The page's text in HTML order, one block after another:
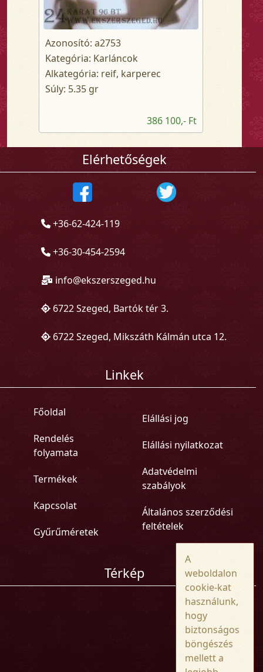
Azonosító: a2753
Kategória: Karláncok
Alkategória: reif, karperec
Súly: 5.35 gr
386 100,- Ft
Elérhetőségek
+36-62-424-119
+36-30-454-2594
info@ekszerszeged.hu
6722 Szeged, Bartók tér 3.
6722 Szeged, Mikszáth Kálmán utca 12.
Linkek
Főoldal
Rendelés
folyamata
Termékek
Kapcsolat
Gyűrűméretek
Elállási jog
Elállási nyilatkozat
Adatvédelmi
szabályok
Általános szerződési
feltételek
Térkép
A
weboldalon
cookie-kat
használunk,
hogy
biztonságos
böngészés
mellett a